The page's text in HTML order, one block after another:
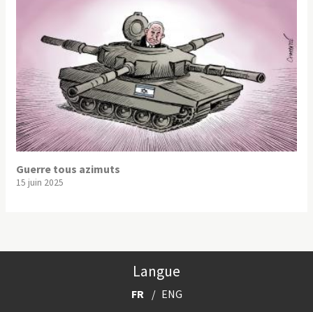
Guerre tous azimuts
15 juin 2025
Langue
FR ENG